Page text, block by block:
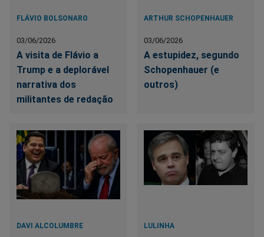
FLÁVIO BOLSONARO
03/06/2026
A visita de Flávio a
Trump e a deplorável
narrativa dos
militantes de redação
ARTHUR SCHOPENHAUER
03/06/2026
A estupidez, segundo
Schopenhauer (e
outros)
DAVI ALCOLUMBRE LULINHA